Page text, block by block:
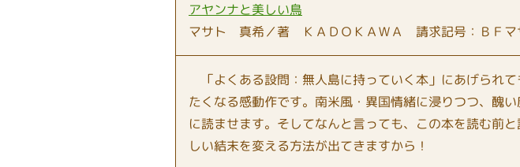
アヤンナと美しい鳥
マサト 真希／著 ＫＡＤＯＫＡＷＡ 請求記号：ＢＦマ
「よくある設問：無人島に持っていく本」にあげられ
たくなる感動作です。南米風・異国情緒に浸りつつ、醜
に読ませます。そしてなんと言っても、この本を読む前
しい結末を変える方法が出てきますから！